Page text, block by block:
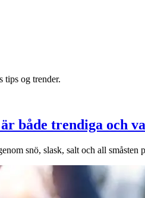
tips og trender.
både trendiga och
snö, slask, salt och all småsten